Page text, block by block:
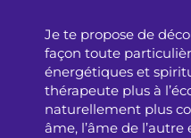
Je te propose de
façon toute
énergétiques et
thérapeute plus à
naturellement plus
âme, l’âme de l’autre